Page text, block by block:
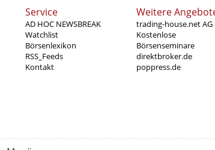
Service
AD HOC NEWSBREAK
Watchlist
Börsenlexikon
RSS_Feeds
Kontakt
Weitere
trading-house.net AG
Kostenlose
Börsenseminare
direktbroker.de
poppress.de